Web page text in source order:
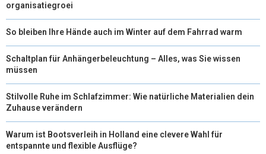
organisatiegroei
So bleiben Ihre Hände auch im Winter auf dem Fahrrad warm
Schaltplan für Anhängerbeleuchtung – Alles, was Sie wissen
müssen
Stilvolle Ruhe im Schlafzimmer: Wie natürliche Materialien dein
Zuhause verändern
Warum ist Bootsverleih in Holland eine clevere Wahl für
entspannte und flexible Ausflüge?